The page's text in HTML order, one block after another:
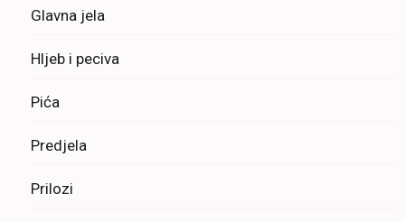
Glavna jela
Hljeb i peciva
Pića
Predjela
Prilozi